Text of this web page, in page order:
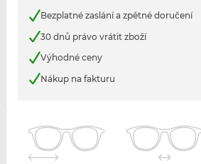
Bezplatné zaslání a zpětné doručení
30 dnů právo vrátit zboží
Výhodné ceny
Nákup na fakturu